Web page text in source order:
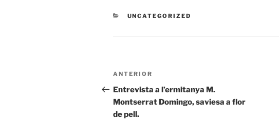
CATEGORIES
UNCATEGORIZED
Navegació
d'entrades
Entrada
anterior
ANTERIOR
Entrevista a l’ermitanya M.
Montserrat Domingo, saviesa a flor
de pell.